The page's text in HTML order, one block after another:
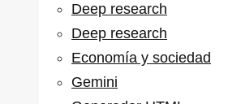
Deep research
Deep research
Economía y sociedad
Gemini